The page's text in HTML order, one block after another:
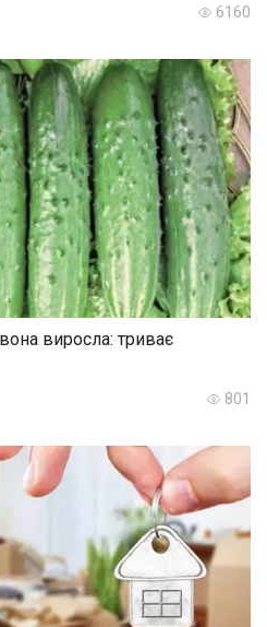
6160
виросла: триває
801